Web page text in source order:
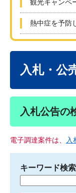
観光キャンペ
熱中症を予防
入札・公
入札公告の
電子調達案件は、 入
キーワード検索